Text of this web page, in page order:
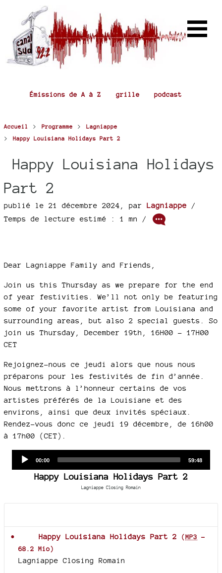
Émissions de A à Z grille podcast
Accueil > Programme > Lagniappe
> Happy Louisiana Holidays Part 2
Happy Louisiana Holidays
Part 2
publié le 21 décembre 2024 par Lagniappe /
Temps de lecture estimé : 1 mn /
Dear Lagniappe Family and Friends,
Join us this Thursday as we prepare for the end
of year festivities. We’ll not only be featuring
some of your favorite artist from Louisiana and
surrounding areas, but also 2 special guests. So
join us Thursday, December 19th, 16H00 - 17H00
CET
Rejoignez-nous ce jeudi alors que nous nous
préparons pour les festivités de fin d’année.
Nous mettrons à l’honneur certains de vos
artistes préférés de la Louisiane et des
environs, ainsi que deux invités spéciaux.
Rendez-vous donc ce jeudi 19 décembre, de 16h00
à 17h00 (CET).
Current
00:00
Total
59:48
Happy Louisiana Holidays Part 2
Lagniappe Closing Romain
Happy Louisiana Holidays Part 2 (MP3 -
68.2 Mio)
Lagniappe Closing Romain